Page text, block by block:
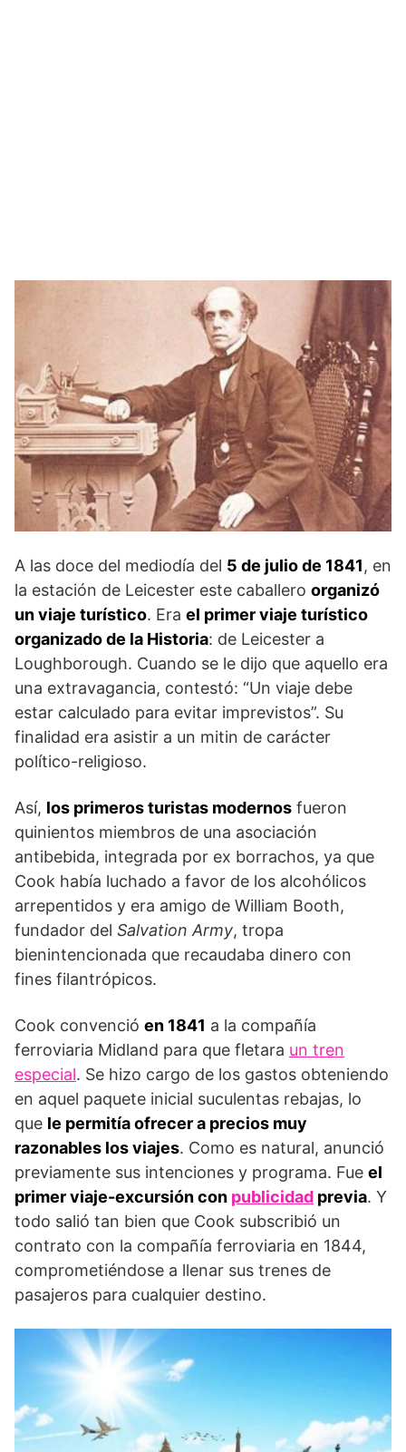
A las doce del mediodía del 5 de julio de 1841, en
la estación de Leicester este caballero organizó
un viaje turístico. Era el primer viaje turístico
organizado de la Historia: de Leicester a
Loughborough. Cuando se le dijo que aquello era
una extravagancia, contestó: “Un viaje debe
estar calculado para evitar imprevistos”. Su
finalidad era asistir a un mitin de carácter
político-religioso.
Así, los primeros turistas modernos fueron
quinientos miembros de una asociación
antibebida, integrada por ex borrachos, ya que
Cook había luchado a favor de los alcohólicos
arrepentidos y era amigo de William Booth,
fundador del Salvation Army, tropa
bienintencionada que recaudaba dinero con
fines filantrópicos.
Cook convenció en 1841 a la compañía
ferroviaria Midland para que fletara un tren
especial. Se hizo cargo de los gastos obteniendo
en aquel paquete inicial suculentas rebajas, lo
que le permitía ofrecer a precios muy
razonables los viajes. Como es natural, anunció
previamente sus intenciones y programa. Fue el
primer viaje-excursión con publicidad previa. Y
todo salió tan bien que Cook subscribió un
contrato con la compañía ferroviaria en 1844,
comprometiéndose a llenar sus trenes de
pasajeros para cualquier destino.